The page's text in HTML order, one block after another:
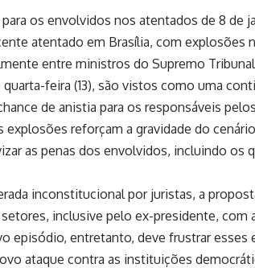
os envolvidos nos atentados de 8 de
atentado em Brasília, com explosões
entre ministros do Supremo
feira (13), são vistos como uma
de anistia para os responsáveis
explosões reforçam a gravidade do
as penas dos envolvidos, incluindo os
inconstitucional por juristas, a
inclusive pelo ex-presidente, com
episódio, entretanto, deve frustrar esses
ataque contra as instituições